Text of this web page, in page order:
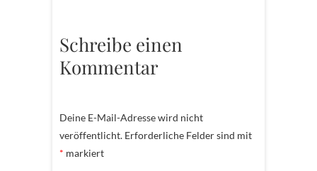
Schreibe einen
Kommentar
Deine E-Mail-Adresse wird nicht
veröffentlicht. Erforderliche Felder sind mit
* markiert